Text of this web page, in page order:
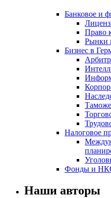
Банковое и
Право
Рынки
Бизнес в
Налоговое
Фонды и
Наши авторы